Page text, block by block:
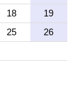
18
19
25
26